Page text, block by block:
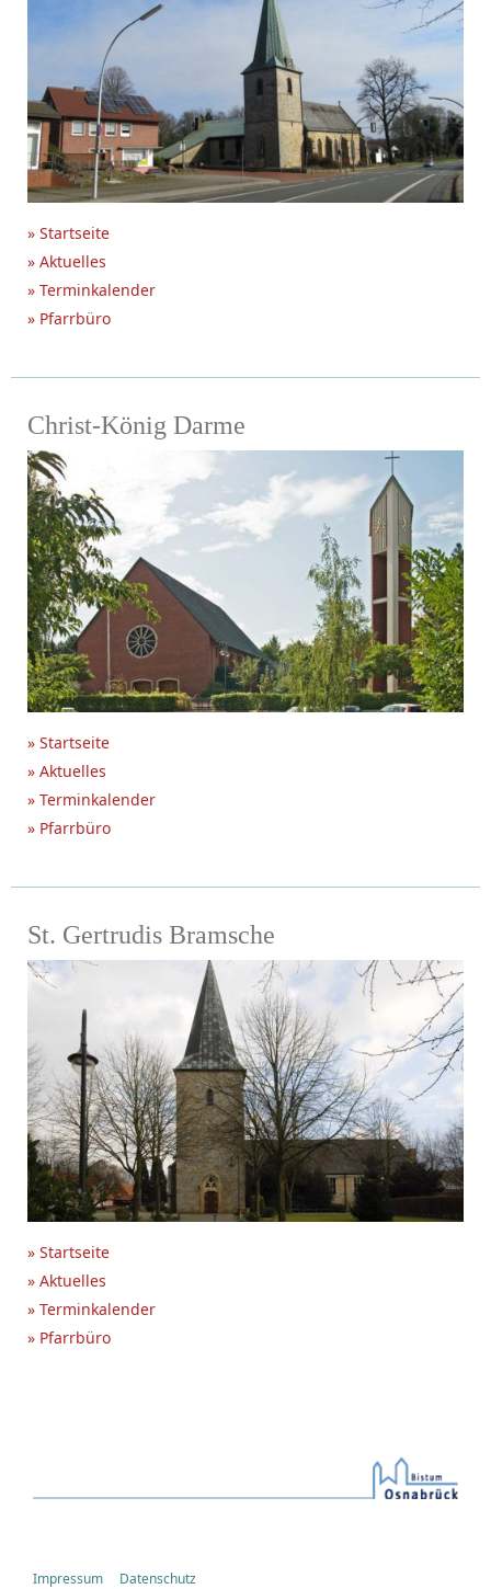
» Startseite
» Aktuelles
» Terminkalender
» Pfarrbüro
Christ-König Darme
» Startseite
» Aktuelles
» Terminkalender
» Pfarrbüro
St. Gertrudis Bramsche
» Startseite
» Aktuelles
» Terminkalender
» Pfarrbüro
Impressum Datenschutz